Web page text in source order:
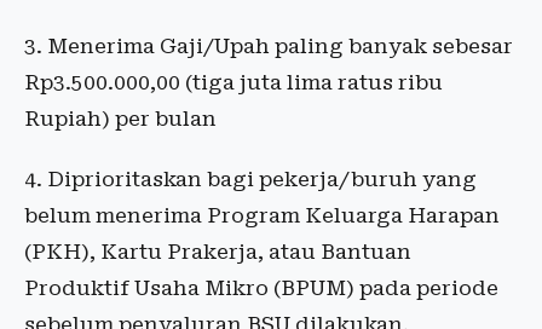
3. Menerima Gaji/Upah paling banyak sebesar
Rp3.500.000,00 (tiga juta lima ratus ribu
Rupiah) per bulan
4. Diprioritaskan bagi pekerja/buruh yang
belum menerima Program Keluarga Harapan
(PKH), Kartu Prakerja, atau Bantuan
Produktif Usaha Mikro (BPUM) pada periode